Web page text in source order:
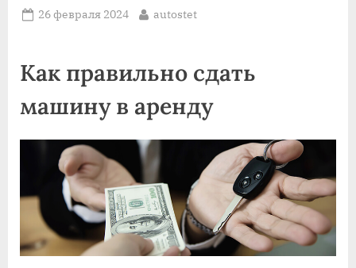
Posted
26 февраля 2024 By
autostet
Как правильно сдать
машину в аренду